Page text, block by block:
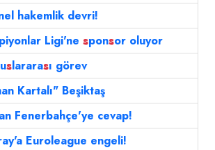
hakemlik devri!
Ligi'ne sponsor oluyor
slararası görev
Kartalı" Beşiktaş
Fenerbahçe'ye cevap!
Euroleague engeli!